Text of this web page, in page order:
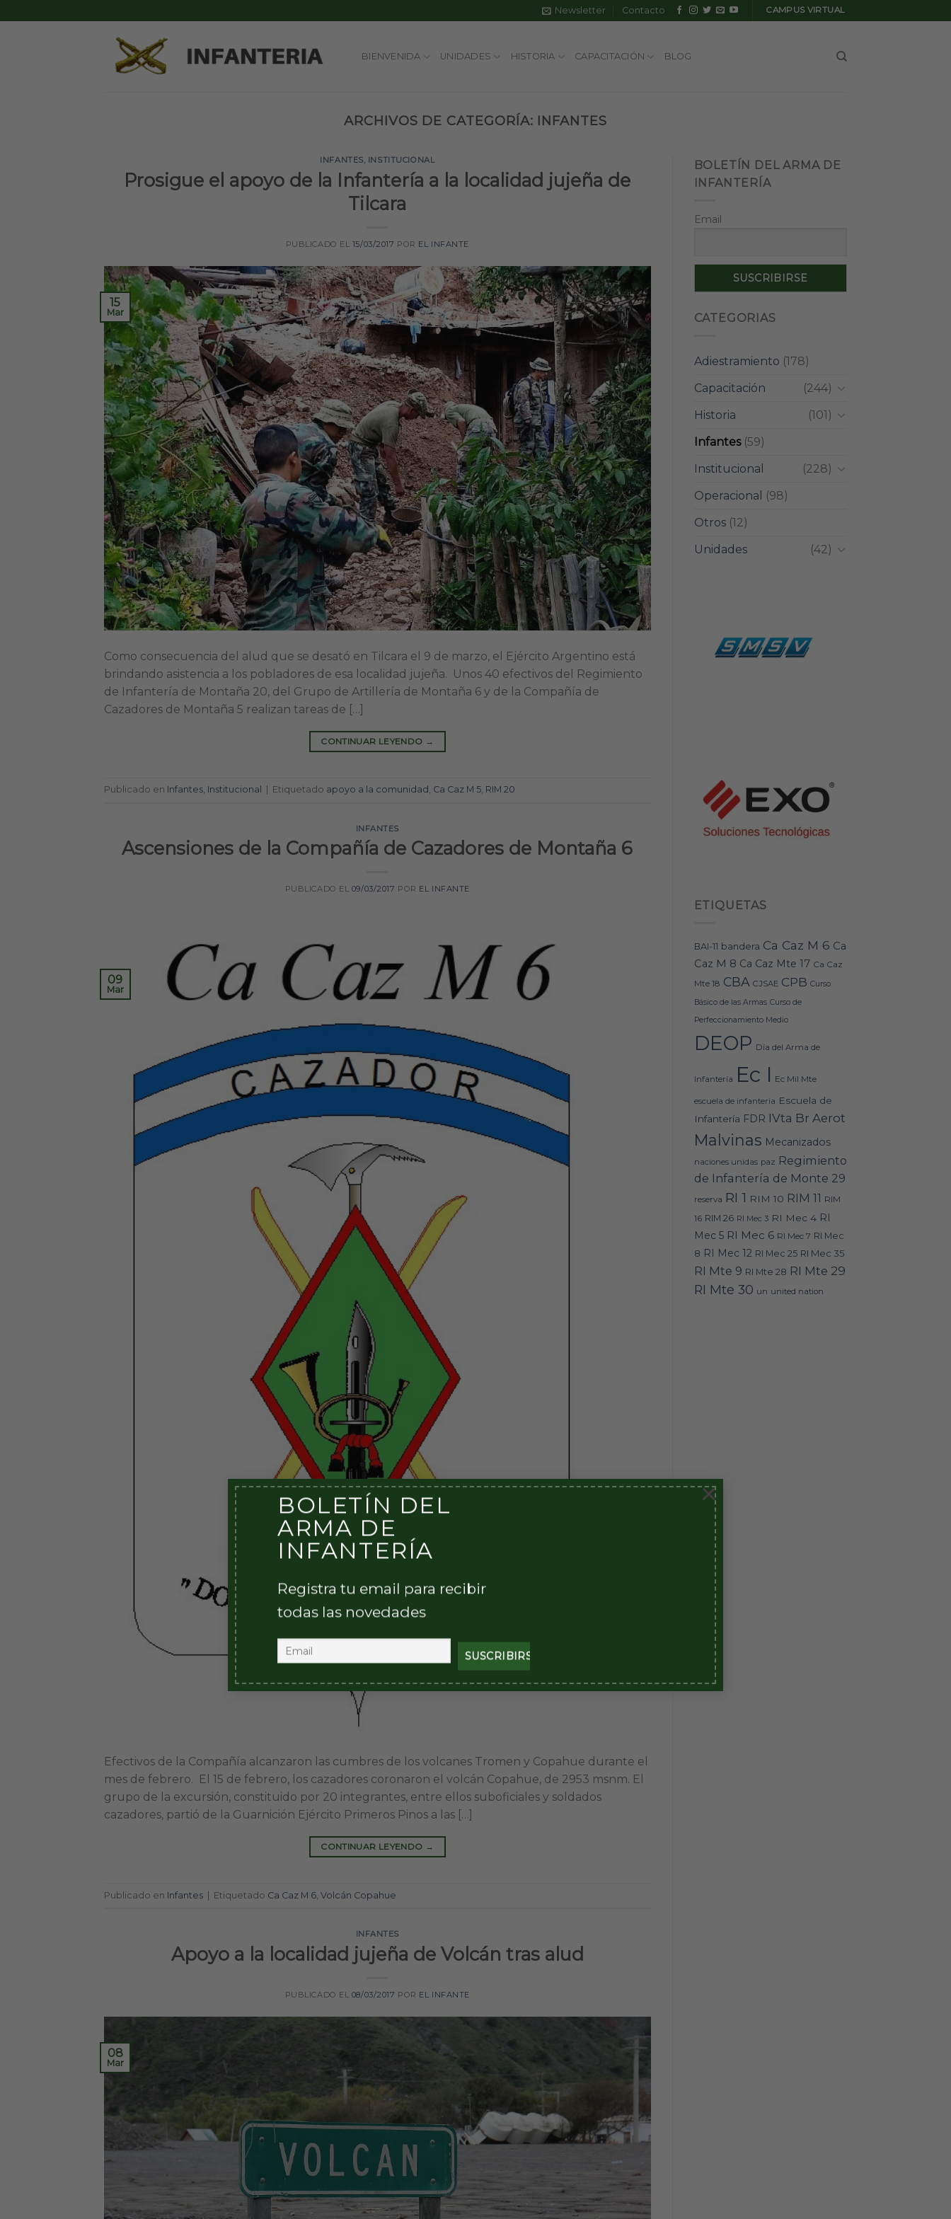
BOLETÍN DEL
ARMA DE
INFANTERÍA
Registra tu email para recibir
todas las novedades
×
to
Newsletter Contacto CAMPUS VIRTUAL
BIENVENIDA UNIDADES HISTORIA CAPACITACIÓN BLOG
ARCHIVOS DE CATEGORÍA: INFANTES
INFANTES, INSTITUCIONAL
Prosigue el apoyo de la Infantería a la localidad jujeña de
Tilcara
PUBLICADO EL 15/03/2017 POR EL INFANTE
15
Mar
Como consecuencia del alud que se desató en Tilcara el 9 de marzo, el Ejército Argentino está
brindando asistencia a los pobladores de esa localidad jujeña. Unos 40 efectivos del Regimiento
de Infantería de Montaña 20, del Grupo de Artillería de Montaña 6 y de la Compañía de
Cazadores de Montaña 5 realizan tareas de […]
CONTINUAR LEYENDO →
Publicado en Infantes, Institucional Etiquetado apoyo a la comunidad , Ca Caz M 5, RIM 20
INFANTES
Ascensiones de la Compañía de Cazadores de Montaña 6
PUBLICADO EL 09/03/2017 POR EL INFANTE
09
Mar
Efectivos de la Compañía alcanzaron las cumbres de los volcanes Tromen y Copahue durante el
mes de febrero. El 15 de febrero, los cazadores coronaron el volcán Copahue, de 2953 msnm. El
grupo de la excursión, constituido por 20 integrantes, entre ellos suboficiales y soldados
cazadores, partió de la Guarnición Ejército Primeros Pinos a las […]
CONTINUAR LEYENDO →
Publicado en Infantes Etiquetado Ca Caz M 6 Volcán Copahue
INFANTES
Apoyo a la localidad jujeña de Volcán tras alud
PUBLICADO EL 08/03/2017 POR EL INFANTE
08
Mar
BOLETÍN DEL ARMA DE
INFANTERÍA
Email
CATEGORIAS
Adiestramiento (178)
Capacitación
(244)
Historia
(101)
Infantes(59)
Institucional
(228)
Operacional
(98)
Otros(12)
Unidades
(42)
ETIQUETAS
BAI-11 bandera Ca Caz M 6 Ca
Caz M 8 Ca Caz Mte 17 Ca Caz
Mte 18 CBA CJSAE CPB Curso
Básico de las Armas Curso de
Perfeccionamiento Medio
DEOP Día del Arma de
Infantería Ec I Ec Mil Mte
escuela de infanteria Escuela de
Infantería FDR IVta Br Aerot
Malvinas Mecanizados
naciones unidas paz Regimiento
de Infantería de Monte 29
reserva RI 1 RIM 10 RIM 11 RIM
16 RIM 26 RI Mec 3 RI Mec 4 RI
Mec 5 RI Mec 6 RI Mec 7 RI Mec
8 RI Mec 12 RI Mec 25 RI Mec 35
RI Mte 9 RI Mte 28 RI Mte 29
RI Mte 30 un united nation